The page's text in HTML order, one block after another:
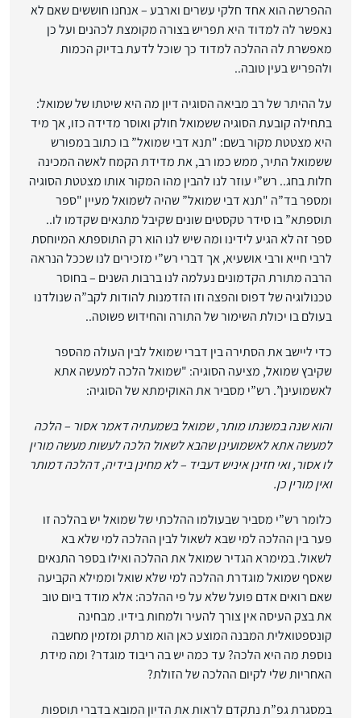
ההפרשה הוא אחד חלקי עשרים וארבע – אנחנו חוששים שאם לא
נאפשר לה למדוד היא תפריש בצורה מקומצת לכהנים ועל כן
מאפשרת לה ההלכה למדוד כך שוכל לדעת בדיוק הכמות
ולהפריש בעין טובה..
על ההיתר של רב מביאה הסוגיה דיון מה היא שיטתו של שמואל:
בתחילה קובעת הסוגיה ששמואל חולק ואוסר מדידה כזו, אך מיד
היא מצטטת מקור בשם: "תנא דבי שמואל” בו כתוב במפורש
ששמואל התיר, ממש כמו רב, את מדידת הקמח לאשה המכינה
חלות בחג.. רש”י עוזר לנו להבין מהו המקור אותו מצטטת הסוגיה
ומספר בד”ה "תנא דבי שמואל” שהיה לשמואל מעיין "ספר
תוספתא” בו סידר טקסטים שונים שקיבל מתנאים שקדמו לו..
ספר זה לא הגיע לידינו ומה שיש לנו הוא רק התוספתא המיוחסת
לרבי חייא ורבי אושעיא, אך דברי רש”י מזכירים לנו שככל הנראה
הרבה מתורת הקדמונים נעלמה לנו ברבות השנים – בחוסר
טכנולוגיה של דפוס והפצה וזו הזדמנות להודות לקב”ה שנולדנו
בעולם בו יכולת השימור של התורה והחידוש פשוטה..
כדי ליישב את הסתירה בין דברי שמואל לבין העולה מהספר
שקיבץ שמואל, מציעה הסוגיה: "שמואל הלכה למעשה אתא
לאשמועינן”. רש”י מסביר את האוקימתא של הסוגיה:
והוא שנה במשנתו מותר, שמואל בשמעתיה דאמר אסור – הלכה
למעשה אתא לאשמועינן שהבא לשאול הלכה לעשות מעשה מורין
לו אסור, ואי חזינן איניש דעביד – לא מחינן בידיה, דהלכה דמותר
ואין מורין כן.
כלומר רש”י מסביר שבעולמו ההלכתי של שמואל יש בהלכה זו
פער בין ההלכה למי שבא לשאול לבין ההלכה למי שלא בא
לשאול. במימרא הגדיר שמואל את ההלכה ואילו בספר התנאים
שאסף שמואל מוגדרת ההלכה למי שלא שואל וממילא הקביעה
שאם רואים אדם פועל שלא על פי ההלכה: אלא מודד ביום טוב
את בצק העיסה אין צורך להעיר ולמחות בידיו. מבחינה
קונספטואלית המבנה המוצע כאן הוא מרתק ומזמין מחשבה
נוספת מה היא הלכה? עד כמה יש בה ריבוד מוגדר? ומה מידת
האחריות שלי לקיום ההלכה של הזולת?
במסגרת גפ”ת נתקדם לראות את הדיון המובא בדברי תוספות